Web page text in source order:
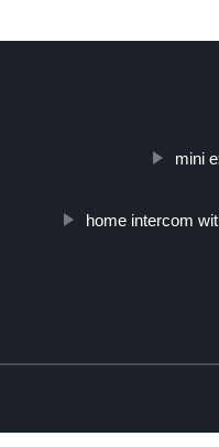
mini
home intercom